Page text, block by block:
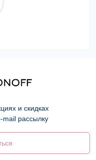
и скидках
рассылку